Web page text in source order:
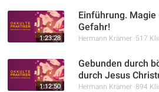
1:23:28
Einführung.
Gefahr!
Hermann Krämer 517
1:12:50
Gebunden durch
durch Jesus
Hermann Krämer 894